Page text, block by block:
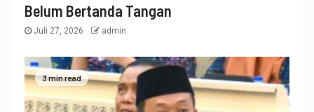
Belum Bertanda Tangan
Juli 27, 2026 admin
3 min read